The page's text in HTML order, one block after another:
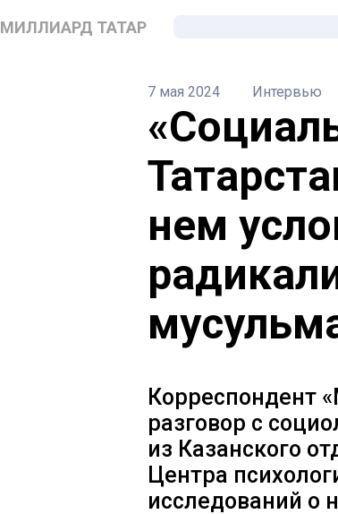
МИЛЛИАРД ТАТАР
7 мая 2024 Интервью
нем
Корреспондент
разговор с
из Казанского
Центра
исследований о